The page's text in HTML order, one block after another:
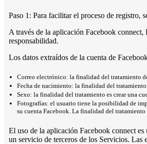
Paso 1: Para facilitar el proceso de registro,
A través de la aplicación Facebook
responsabilidad.
Los datos extraídos de la cuenta de
Correo electrónico: la finalidad del tratamiento
Fecha de nacimiento: la finalidad del
Sexo: la finalidad del tratamiento es crear una
Fotografías: el usuario tiene la posibilidad de
su cuenta Facebook. La finalidad del
El uso de la aplicación Facebook connect
un servicio de terceros de los Servicios.